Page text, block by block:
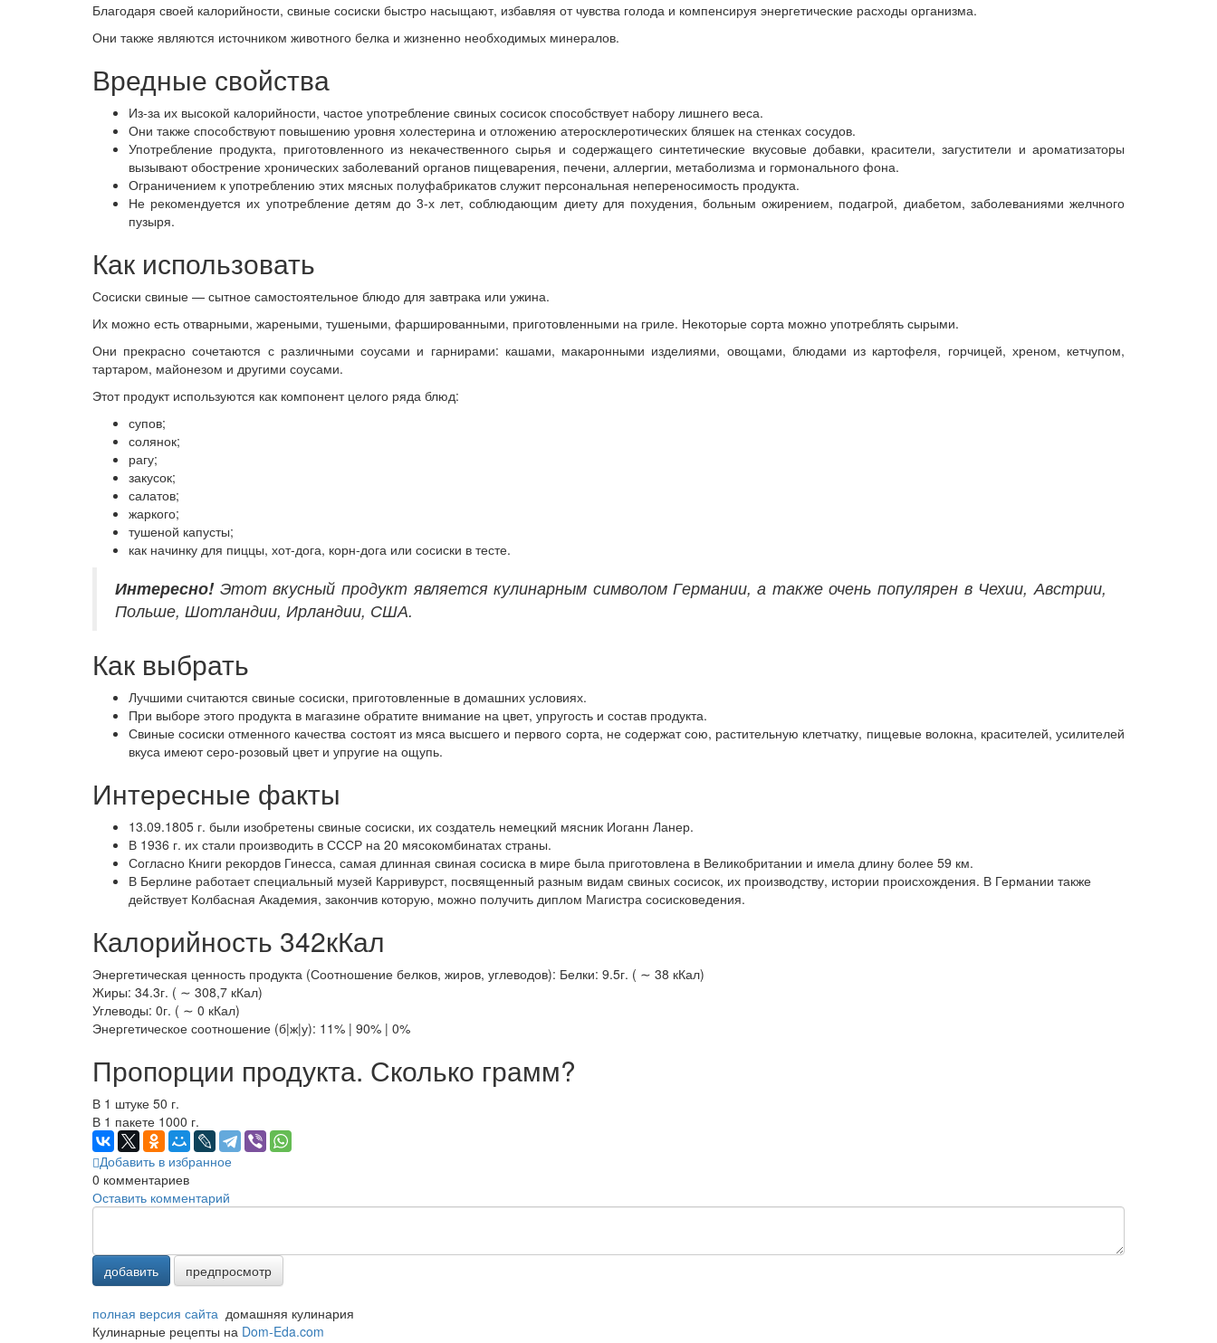
Благодаря своей калорийности, свиные сосиски быстро насыщают, избавляя от чувства голода и компенсируя энергетические расходы организма.
Они также являются источником животного белка и жизненно необходимых минералов.
Вредные свойства
Из-за их высокой калорийности, частое употребление свиных сосисок способствует набору лишнего веса.
Они также способствуют повышению уровня холестерина и отложению атеросклеротических бляшек на стенках сосудов.
Употребление продукта, приготовленного из некачественного сырья и содержащего синтетические вкусовые добавки, красители, загустители и ароматизаторы
вызывают обострение хронических заболеваний органов пищеварения, печени, аллергии, метаболизма и гормонального фона.
Ограничением к употреблению этих мясных полуфабрикатов служит персональная непереносимость продукта.
Не рекомендуется их употребление детям до 3-х лет, соблюдающим диету для похудения, больным ожирением, подагрой, диабетом, заболеваниями желчного
пузыря.
Как использовать
Сосиски свиные — сытное самостоятельное блюдо для завтрака или ужина.
Их можно есть отварными, жареными, тушеными, фаршированными, приготовленными на гриле. Некоторые сорта можно употреблять сырыми.
Они прекрасно сочетаются с различными соусами и гарнирами: кашами, макаронными изделиями, овощами, блюдами из картофеля, горчицей, хреном, кетчупом,
тартаром, майонезом и другими соусами.
Этот продукт используются как компонент целого ряда блюд:
супов;
солянок;
рагу;
закусок;
салатов;
жаркого;
тушеной капусты;
как начинку для пиццы, хот-дога, корн-дога или сосиски в тесте.
Интересно!Этот вкусный продукт является кулинарным символом Германии, а также очень популярен в Чехии, Австрии,
Польше, Шотландии, Ирландии, США.
Как выбрать
Лучшими считаются свиные сосиски, приготовленные в домашних условиях.
При выборе этого продукта в магазине обратите внимание на цвет, упругость и состав продукта.
Свиные сосиски отменного качества состоят из мяса высшего и первого сорта, не содержат сою, растительную клетчатку, пищевые волокна, красителей, усилителей
вкуса имеют серо-розовый цвет и упругие на ощупь.
Интересные факты
13.09.1805 г. были изобретены свиные сосиски, их создатель немецкий мясник Иоганн Ланер.
В 1936 г. их стали производить в СССР на 20 мясокомбинатах страны.
Согласно Книги рекордов Гинесса, самая длинная свиная сосиска в мире была приготовлена в Великобритании и имела длину более 59 км.
В Берлине работает специальный музей Карривурст, посвященный разным видам свиных сосисок, их производству, истории происхождения. В Германии также
действует Колбасная Академия, закончив которую, можно получить диплом Магистра сосисковедения.
Калорийность 342кКал
Энергетическая ценность продукта (Соотношение белков, жиров, углеводов): Белки: 9.5г. ( ∼ 38 кКал)
Жиры: 34.3г. ( ∼ 308,7 кКал)
Углеводы: 0г. ( ∼ 0 кКал)
Энергетическое соотношение (б|ж|у): 11% | 90% | 0%
Пропорции продукта. Сколько грамм?
В 1 штуке 50 г.
В 1 пакете 1000 г.
Добавить в избранное
0 комментариев
Оставить комментарий
добавить предпросмотр
полная версия сайта домашняя кулинария
Кулинарные рецепты на Dom-Eda.com